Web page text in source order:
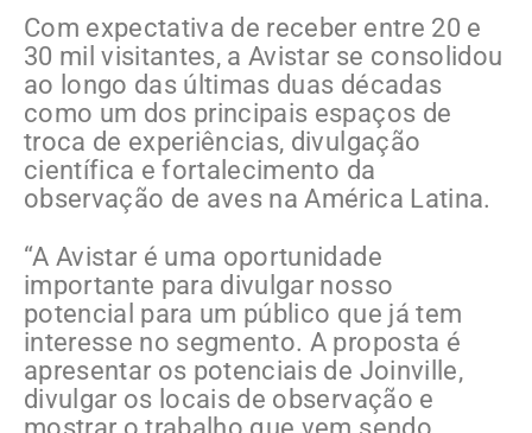
Com expectativa de receber entre 20 e
30 mil visitantes, a Avistar se consolidou
ao longo das últimas duas décadas
como um dos principais espaços de
troca de experiências, divulgação
científica e fortalecimento da
observação de aves na América Latina.
“A Avistar é uma oportunidade
importante para divulgar nosso
potencial para um público que já tem
interesse no segmento. A proposta é
apresentar os potenciais de Joinville,
divulgar os locais de observação e